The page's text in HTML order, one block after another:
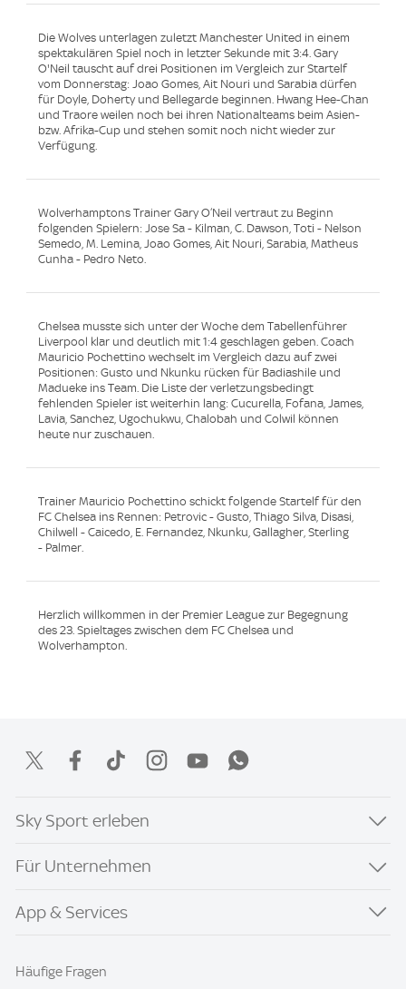
Die Wolves unterlagen zuletzt Manchester United in einem
spektakulären Spiel noch in letzter Sekunde mit 3:4. Gary
O'Neil tauscht auf drei Positionen im Vergleich zur Startelf
vom Donnerstag: Joao Gomes, Ait Nouri und Sarabia dürfen
für Doyle, Doherty und Bellegarde beginnen. Hwang Hee-Chan
und Traore weilen noch bei ihren Nationalteams beim Asien-
bzw. Afrika-Cup und stehen somit noch nicht wieder zur
Verfügung.
Wolverhamptons Trainer Gary O‘Neil vertraut zu Beginn
folgenden Spielern: Jose Sa - Kilman, C. Dawson, Toti - Nelson
Semedo, M. Lemina, Joao Gomes, Ait Nouri, Sarabia, Matheus
Cunha - Pedro Neto.
Chelsea musste sich unter der Woche dem Tabellenführer
Liverpool klar und deutlich mit 1:4 geschlagen geben. Coach
Mauricio Pochettino wechselt im Vergleich dazu auf zwei
Positionen: Gusto und Nkunku rücken für Badiashile und
Madueke ins Team. Die Liste der verletzungsbedingt
fehlenden Spieler ist weiterhin lang: Cucurella, Fofana, James,
Lavia, Sanchez, Ugochukwu, Chalobah und Colwil können
heute nur zuschauen.
Trainer Mauricio Pochettino schickt folgende Startelf für den
FC Chelsea ins Rennen: Petrovic - Gusto, Thiago Silva, Disasi,
Chilwell - Caicedo, E. Fernandez, Nkunku, Gallagher, Sterling
- Palmer.
Herzlich willkommen in der Premier League zur Begegnung
des 23. Spieltages zwischen dem FC Chelsea und
Wolverhampton.
Sky Sport erleben
Für Unternehmen
App & Services
Häufige Fragen